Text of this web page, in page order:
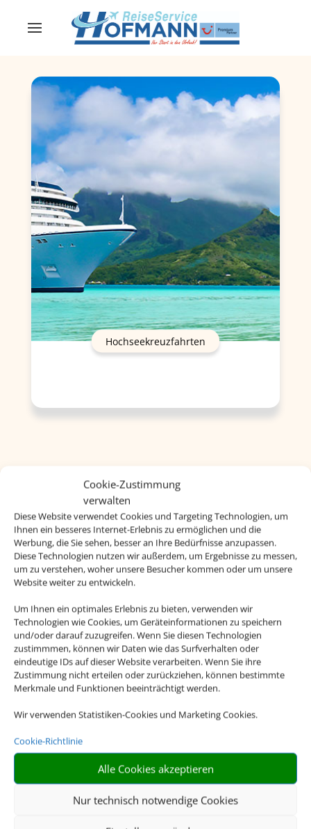
Cookie-Zustimmung
verwalten
Diese Website verwendet Cookies und Targeting Technologien, um
Ihnen ein besseres Internet-Erlebnis zu ermöglichen und die
Werbung, die Sie sehen, besser an Ihre Bedürfnisse anzupassen.
Diese Technologien nutzen wir außerdem, um Ergebnisse zu messen,
um zu verstehen, woher unsere Besucher kommen oder um unsere
Website weiter zu entwickeln.
Um Ihnen ein optimales Erlebnis zu bieten, verwenden wir
Technologien wie Cookies, um Geräteinformationen zu speichern
und/oder darauf zuzugreifen. Wenn Sie diesen Technologien
zustimmmen, können wir Daten wie das Surfverhalten oder
eindeutige IDs auf dieser Website verarbeiten. Wenn Sie ihre
Zustimmung nicht erteilen oder zurückziehen, können bestimmte
Merkmale und Funktionen beeinträchtigt werden.
Wir verwenden Statistiken-Cookies und Marketing Cookies.
Cookie-Richtlinie
Alle Cookies akzeptieren
Nur technisch notwendige Cookies
Hochseekreuzfahrten